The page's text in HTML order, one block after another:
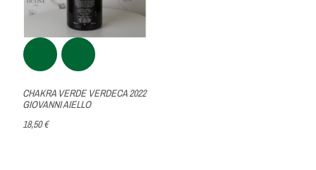
CHAKRA VERDE VERDECA 2022
GIOVANNI AIELLO
18,50 €